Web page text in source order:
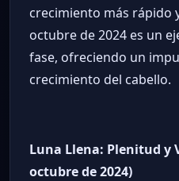
crecimiento más rápido
octubre de 2024 es un
fase, ofreciendo un
crecimiento del cabello.
Luna Llena: Plenitud y
octubre de 2024)